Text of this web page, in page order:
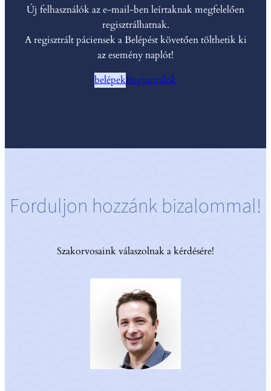
Új felhasználók az e-mail-ben leírtaknak megfelelően
regisztrálhatnak.
A regisztrált páciensek a Belépést követően tölthetik ki
az esemény naplót!
belépekRegisztrálok
Forduljon hozzánk bizalommal!
Szakorvosaink válaszolnak a kérdésére!